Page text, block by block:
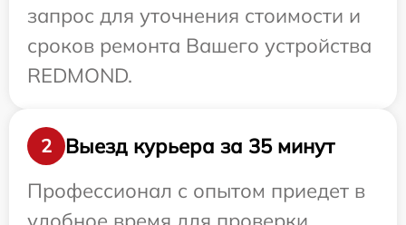
запрос для уточнения стоимости и
сроков ремонта Вашего устройства
REDMOND.
2
Выезд курьера за 35 минут
Профессионал с опытом приедет в